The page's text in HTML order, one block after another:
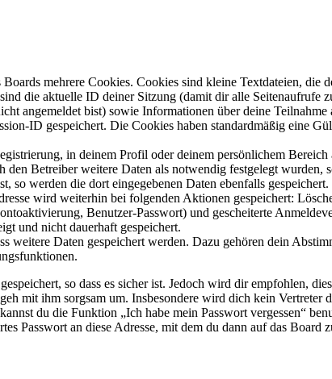
mehrere Cookies. Cookies sind kleine Textdateien, die
die aktuelle ID deiner Sitzung (damit dir alle Seitenaufrufe
angemeldet bist) sowie Informationen über deine
ID gespeichert. Die Cookies haben standardmäßig eine
in deinem Profil oder deinem persönlichem
Betreiber weitere Daten als notwendig festgelegt wurden,
so werden die dort eingegebenen Daten ebenfalls
wird weiterhin bei folgenden Aktionen gespeichert:
Benutzer-Passwort) und gescheiterte
und nicht dauerhaft gespeichert.
weitere Daten gespeichert werden. Dazu gehören dein
so dass es sicher ist. Jedoch wird dir empfohlen,
mit ihm sorgsam um. Insbesondere wird dich kein
du die Funktion „Ich habe mein Passwort vergessen“
Passwort an diese Adresse, mit dem du dann auf das Board